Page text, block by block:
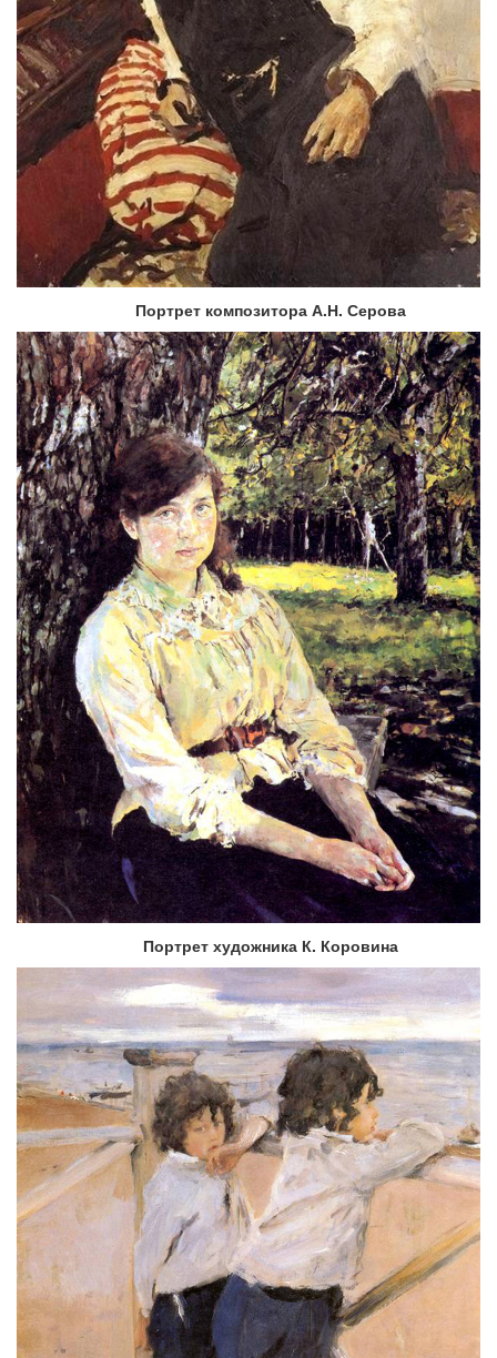
Портрет композитора А.Н. Серова
Портрет художника К. Коровина